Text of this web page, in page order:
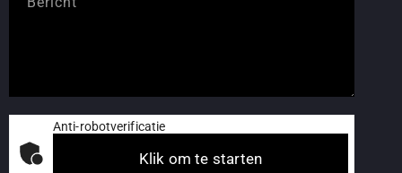
Anti-robotverificatie
Klik om te starten